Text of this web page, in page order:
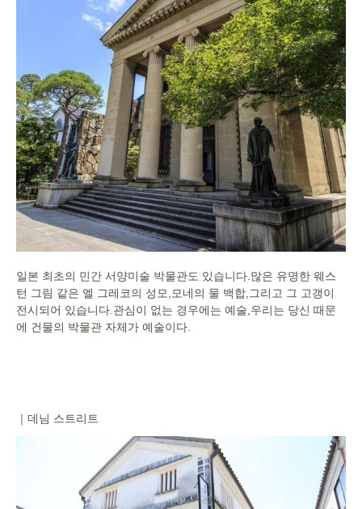
일본 최초의 민간 서양미술 박물관도 있습니다.많은 유명한 웨스
턴 그림 같은 엘 그레코의 성모,모네의 물 백합,그리고 그 고갱이
전시되어 있습니다.관심이 없는 경우에는 예술,우리는 당신 때문
에 건물의 박물관 자체가 예술이다.
｜데님 스트리트